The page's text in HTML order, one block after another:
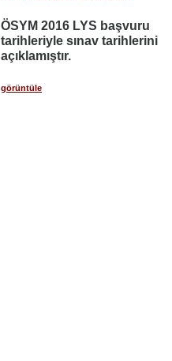
ÖSYM 2016 LYS başvuru
tarihleriyle sınav tarihlerini
açıklamıştır.
görüntüle